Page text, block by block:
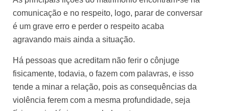
comunicação e no respeito, logo, parar de conversar
é um grave erro e perder o respeito acaba
agravando mais ainda a situação.
Há pessoas que acreditam não ferir o cônjuge
fisicamente, todavia, o fazem com palavras, e isso
tende a minar a relação, pois as consequências da
violência ferem com a mesma profundidade, seja